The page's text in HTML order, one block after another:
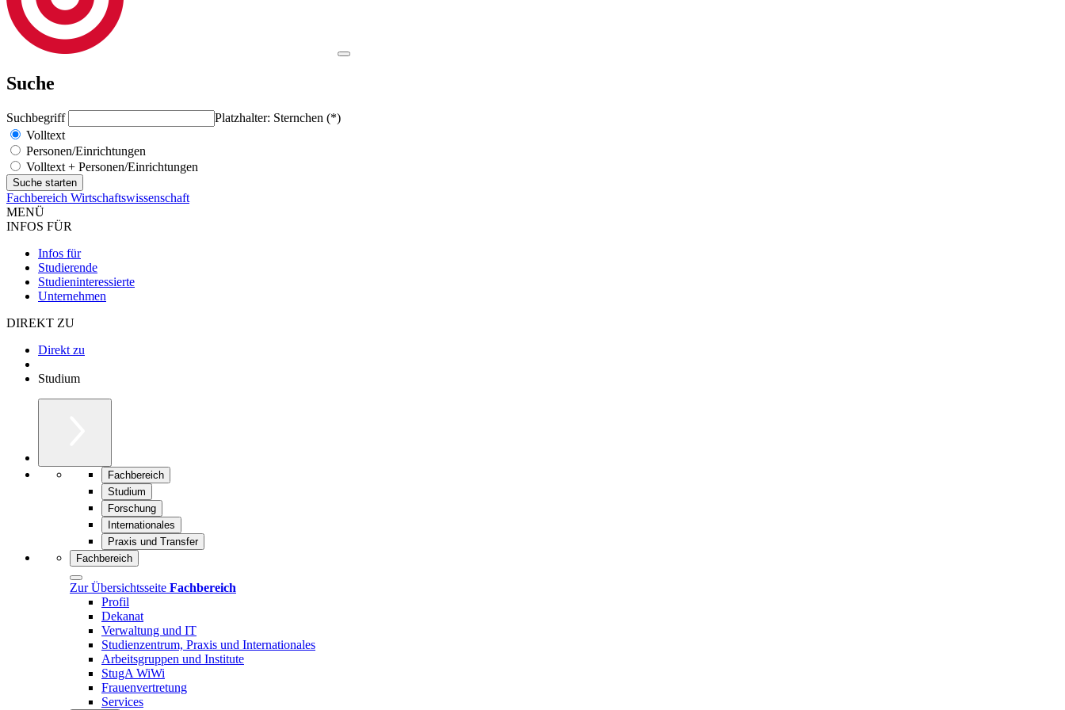
Suche
Suchbegriff
Platzhalter: Sternchen (*)
Volltext
Personen/Einrichtungen
Volltext + Personen/Einrichtungen
Fachbereich Wirtschaftswissenschaft
MENÜ
INFOS FÜR
Infos für
Studierende
Studieninteressierte
Unternehmen
DIREKT ZU
Direkt zu
Studium
Fachbereich
Studium
Forschung
Internationales
Praxis und Transfer
Fachbereich
Zur Übersichtsseite Fachbereich
Profil
Dekanat
Verwaltung und IT
Studienzentrum, Praxis und Internationales
Arbeitsgruppen und Institute
StugA WiWi
Frauenvertretung
Services